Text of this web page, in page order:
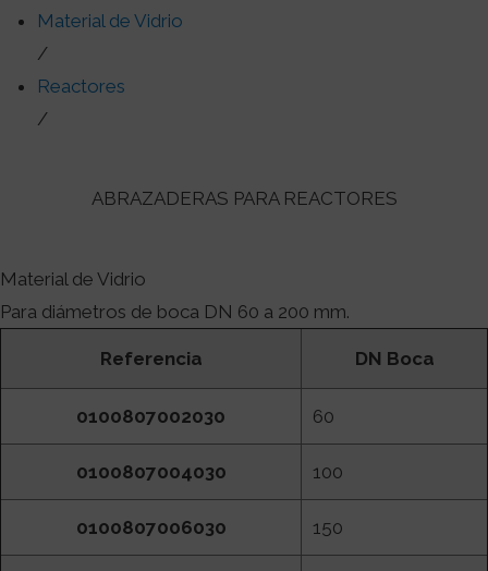
Material de Vidrio
/
Reactores
/
ABRAZADERAS PARA REACTORES
Material de Vidrio
Para diámetros de boca DN 60 a 200 mm.
Referencia DN Boca
0100807002030 60
0100807004030 100
0100807006030 150